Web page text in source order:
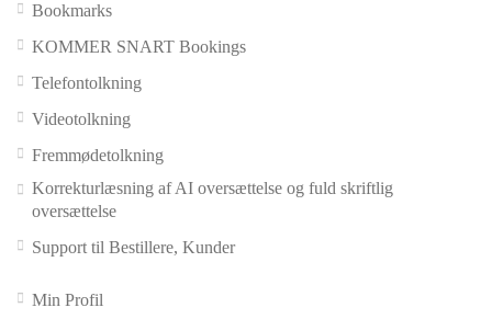
Bookmarks
KOMMER SNART Bookings
Telefontolkning
Videotolkning
Fremmødetolkning
Korrekturlæsning af AI oversættelse og fuld skriftlig
oversættelse
Support til Bestillere, Kunder
Min Profil